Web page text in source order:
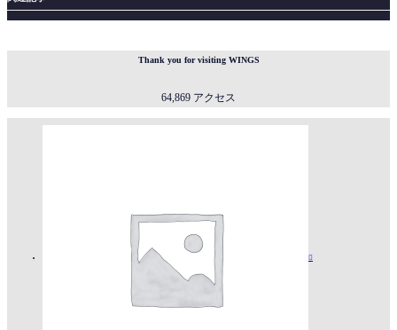
Thank you for visiting WINGS
64,869 アクセス
